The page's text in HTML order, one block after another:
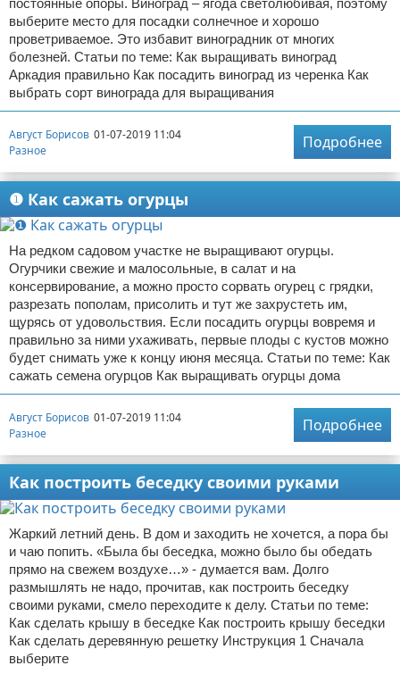
постоянные опоры. Виноград – ягода светолюбивая, поэтому
выберите место для посадки солнечное и хорошо
проветриваемое. Это избавит виноградник от многих
болезней. Статьи по теме: Как выращивать виноград
Аркадия правильно Как посадить виноград из черенка Как
выбрать сорт винограда для выращивания
Август Борисов 01-07-2019 11:04
Разное
Подробнее
❶ Как сажать огурцы
На редком садовом участке не выращивают огурцы.
Огурчики свежие и малосольные, в салат и на
консервирование, а можно просто сорвать огурец с грядки,
разрезать пополам, присолить и тут же захрустеть им,
щурясь от удовольствия. Если посадить огурцы вовремя и
правильно за ними ухаживать, первые плоды с кустов можно
будет снимать уже к концу июня месяца. Статьи по теме: Как
сажать семена огурцов Как выращивать огурцы дома
Август Борисов 01-07-2019 11:04
Разное
Подробнее
Как построить беседку своими руками
Жаркий летний день. В дом и заходить не хочется, а пора бы
и чаю попить. «Была бы беседка, можно было бы обедать
прямо на свежем воздухе…» - думается вам. Долго
размышлять не надо, прочитав, как построить беседку
своими руками, смело переходите к делу. Статьи по теме:
Как сделать крышу в беседке Как построить крышу беседки
Как сделать деревянную решетку Инструкция 1 Сначала
выберите